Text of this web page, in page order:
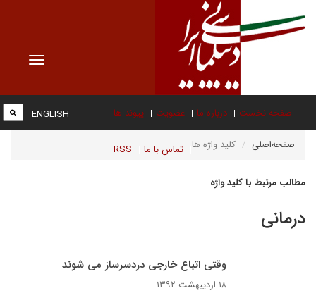
Toggle
صفحه نخست درباره ما عضویت پیوند ها
تماس با ما RSS
ENGLISH
صفحه‌اصلی کلید واژه ها
مطالب مرتبط با کلید واژه
درمانی
وقتی اتباع خارجی دردسرساز می شوند
۱۸ اردیبهشت ۱۳۹۲